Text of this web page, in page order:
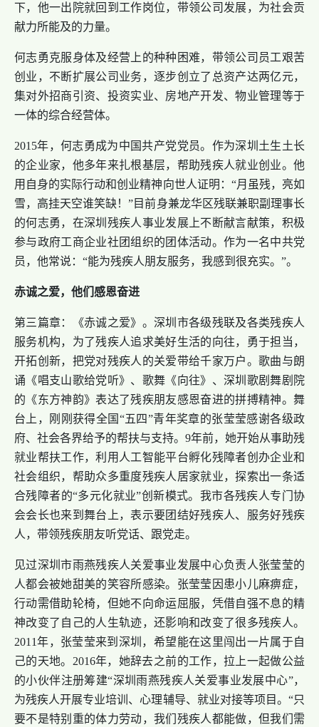
下，他一出院就回到工作岗位，带领公司发展，为社会贡
献力所能及的力量。
何志勇克服身体及经营上的种种困难，带领公司员工艰苦
创业，不断扩展公司业务，逐步创立了总资产达两亿元，
集对外招商引资、投资实业、房地产开发、物业管理等于
一体的综合经营体。
2015年，何志勇成为中国共产党党员。作为深圳土生土长
的企业家，他多年来扎根基层，帮助残疾人就业创业。他
用自身的实际行动和创业精神向世人证明：“月虽残，亮如
雪，高挂天空谁笑缺！”目前身兼龙华区残联兼职副理事长
的何志勇，在深圳残疾人事业发展上不断献言献策，积极
参与政府工商企业社团组织的团体活动。作为一名中共党
员，他常说：“能为残疾人朋友服务，我感到很充实。”。
赤诚之爱，他们感恩奋进
第三篇章：《赤诚之爱》。深圳市各级残联及各类残疾人
服务机构，为了残疾人追求美好生活的向往，勇于担当，
开拓创新，把党对残疾人的关爱带给千家万户。歌曲与朗
诵《唱支山歌给党听》、歌舞《向往》、深圳歌剧舞剧院
的《东方神韵》表达了残疾朋友感恩奋进的拼搏精神。舞
台上，刚刚获得全国“五四”青年奖章的张莹莹感谢各级政
府、社会各界给予的帮扶与支持。9年前，她开始从事助残
就业帮扶工作，利用人工智能平台孵化残障者创办企业和
社会组织，帮助众多重度残疾人居家就业，探索出一条适
合残障者的“多元化就业”创新模式。我市各残疾人专门协
会会长也来到舞台上，表示要团结好残疾人、服务好残疾
人，带领残疾朋友听党话、跟党走。
见过深圳市雨燕残疾人关爱事业发展中心负责人张莹莹的
人都会被她甜美的笑容所感染。张莹莹因患小儿麻痹症，
行动需借助轮椅，但她不向命运屈服，凭借自强不息的精
神改变了自己的人生轨迹，还影响和改变了很多残疾人。
2011年，张莹莹来到深圳，希望能在这里闯出一片属于自
己的天地。2016年，她辞去之前的工作，拉上一起做公益
的小伙伴注册筹建“深圳雨燕残疾人关爱事业发展中心”，
为残疾人开展专业培训、心理辅导、就业对接等项目。“只
要不是特别重的体力劳动，我们残疾人都能做，但我们需